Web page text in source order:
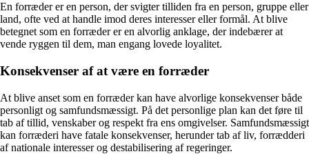
En forræder er en person, der svigter tilliden fra en person, gruppe eller
land, ofte ved at handle imod deres interesser eller formål. At blive
betegnet som en forræder er en alvorlig anklage, der indebærer at
vende ryggen til dem, man engang lovede loyalitet.
Konsekvenser af at være en forræder
At blive anset som en forræder kan have alvorlige konsekvenser både
personligt og samfundsmæssigt. På det personlige plan kan det føre til
tab af tillid, venskaber og respekt fra ens omgivelser. Samfundsmæssigt
kan forræderi have fatale konsekvenser, herunder tab af liv, forrædderi
af nationale interesser og destabilisering af regeringer.